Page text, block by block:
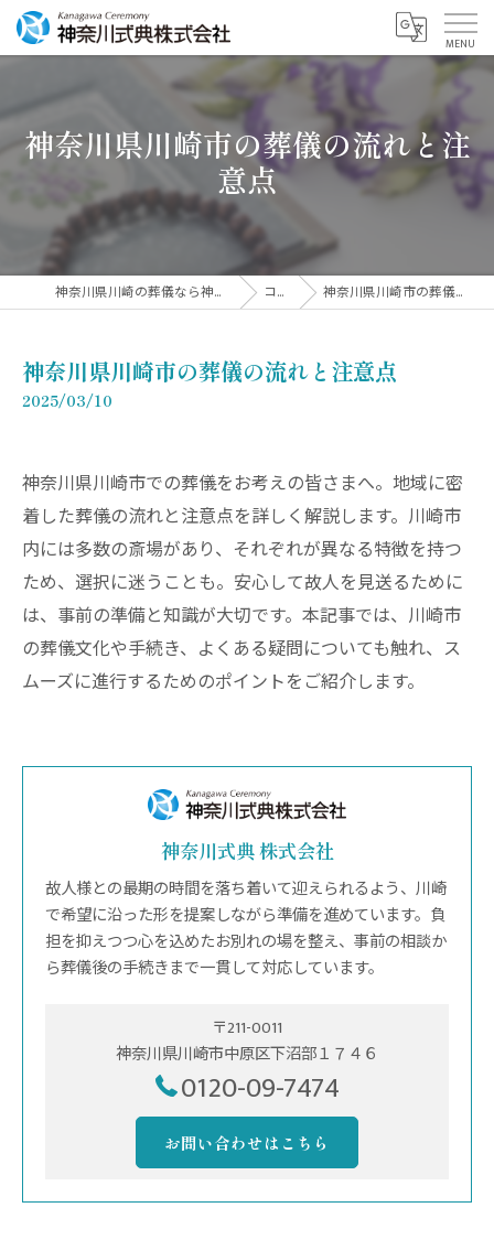
神奈川県川崎市の葬儀の流れと注
意点
神奈川県川崎の葬儀なら神奈川式典株式会社 コラム 神奈川県川崎市の葬儀の流れと注意点
神奈川県川崎市の葬儀の流れと注意点
2025/03/10
神奈川県川崎市での葬儀をお考えの皆さまへ。地域に密
着した葬儀の流れと注意点を詳しく解説します。川崎市
内には多数の斎場があり、それぞれが異なる特徴を持つ
ため、選択に迷うことも。安心して故人を見送るために
は、事前の準備と知識が大切です。本記事では、川崎市
の葬儀文化や手続き、よくある疑問についても触れ、ス
ムーズに進行するためのポイントをご紹介します。
神奈川式典 株式会社
故人様との最期の時間を落ち着いて迎えられるよう、川崎
で希望に沿った形を提案しながら準備を進めています。負
担を抑えつつ心を込めたお別れの場を整え、事前の相談か
ら葬儀後の手続きまで一貫して対応しています。
〒211-0011
神奈川県川崎市中原区下沼部１７４６
0120-09-7474
お問い合わせはこちら